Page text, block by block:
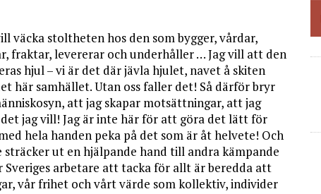
väcka stoltheten hos den som bygger, vårdar,
fraktar, levererar och underhåller … Jag vill att den
hjul – vi är det där jävla hjulet, navet å skiten
här samhället. Utan oss faller det! Så därför bryr
att jag skapar motsättningar, att jag
jag vill! Jag är inte här för att göra det lätt för
hela handen peka på det som är åt helvete! Och
ut en hjälpande hand till andra kämpande
arbetare att tacka för allt är beredda att
vår frihet och vårt värde som kollektiv, individer